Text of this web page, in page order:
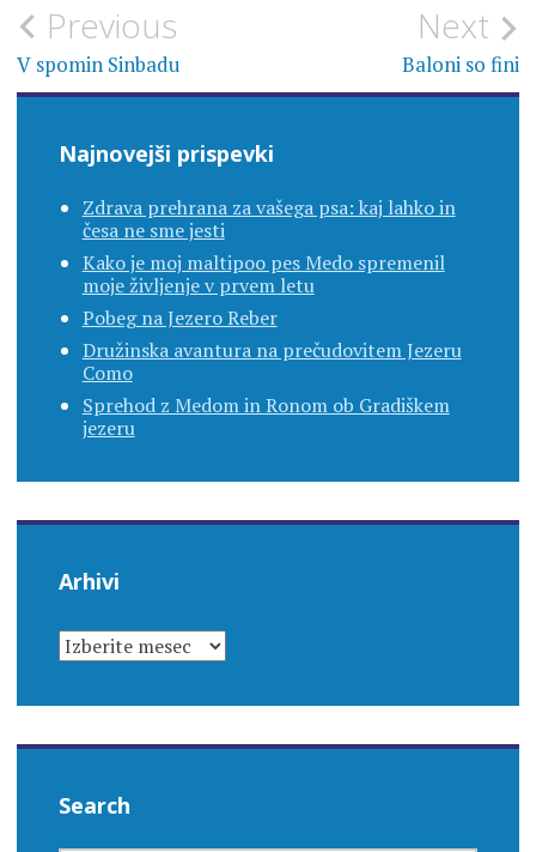
Navigacija
prispevka
Previous
V spomin Sinbadu
Next
Baloni so fini
Najnovejši prispevki
Zdrava prehrana za vašega psa: kaj lahko in
česa ne sme jesti
Kako je moj maltipoo pes Medo spremenil
moje življenje v prvem letu
Pobeg na Jezero Reber
Družinska avantura na prečudovitem Jezeru
Como
Sprehod z Medom in Ronom ob Gradiškem
jezeru
Arhivi
ARHIVI
Search